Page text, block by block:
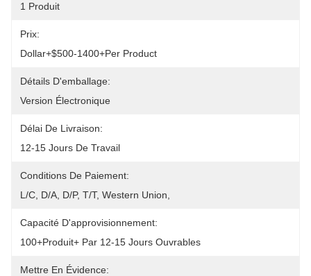
1 Produit
Prix:
Dollar+$500-1400+Per Product
Détails D'emballage:
Version Électronique
Délai De Livraison:
12-15 Jours De Travail
Conditions De Paiement:
L/C, D/A, D/P, T/T, Western Union,
Capacité D'approvisionnement:
100+Produit+ Par 12-15 Jours Ouvrables
Mettre En Évidence: